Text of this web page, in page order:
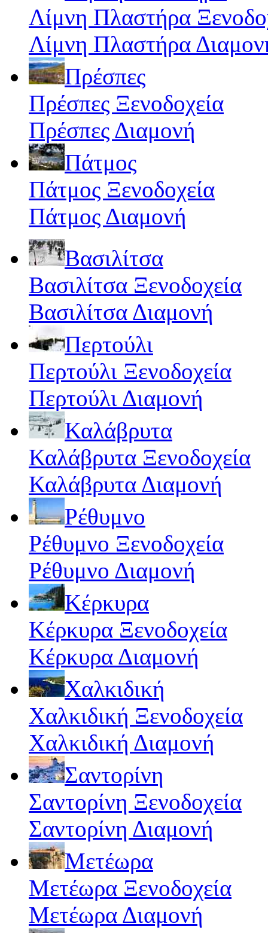
Λίμνη Πλαστήρα
Λίμνη Πλαστήρα
Πρέσπες
Πρέσπες Ξενοδοχεία
Πρέσπες Διαμονή
Πάτμος
Πάτμος Ξενοδοχεία
Πάτμος Διαμονή
Βασιλίτσα
Βασιλίτσα Ξενοδοχεία
Βασιλίτσα Διαμονή
Περτούλι
Περτούλι Ξενοδοχεία
Περτούλι Διαμονή
Καλάβρυτα
Καλάβρυτα Ξενοδοχεία
Καλάβρυτα Διαμονή
Ρέθυμνο
Ρέθυμνο Ξενοδοχεία
Ρέθυμνο Διαμονή
Κέρκυρα
Κέρκυρα Ξενοδοχεία
Κέρκυρα Διαμονή
Χαλκιδική
Χαλκιδική Ξενοδοχεία
Χαλκιδική Διαμονή
Σαντορίνη
Σαντορίνη Ξενοδοχεία
Σαντορίνη Διαμονή
Μετέωρα
Μετέωρα Ξενοδοχεία
Μετέωρα Διαμονή